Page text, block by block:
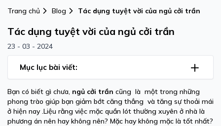
Trang chủ Blog Tác dụng tuyệt vời của ngủ cởi trần
Tác dụng tuyệt vời của ngủ cởi trần
23 - 03 - 2024
Mục lục bài viết:
Bạn có biết gì chưa, ngủ cởi trần cũng là một trong những
phong trào giúp bạn giảm bớt căng thẳng và tăng sự thoải mái
ở hiện nay .Liệu rằng việc mặc quần lót thường xuyên ở nhà là
phương án nên hay không nên? Mặc hay không mặc là tốt nhất?